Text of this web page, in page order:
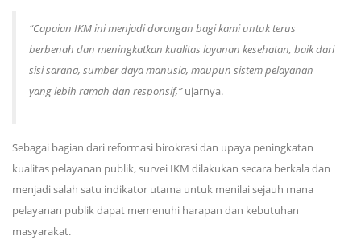
“Capaian IKM ini menjadi dorongan bagi kami untuk terus
berbenah dan meningkatkan kualitas layanan kesehatan, baik dari
sisi sarana, sumber daya manusia, maupun sistem pelayanan
yang lebih ramah dan responsif,”ujarnya.
Sebagai bagian dari reformasi birokrasi dan upaya peningkatan
kualitas pelayanan publik, survei IKM dilakukan secara berkala dan
menjadi salah satu indikator utama untuk menilai sejauh mana
pelayanan publik dapat memenuhi harapan dan kebutuhan
masyarakat.